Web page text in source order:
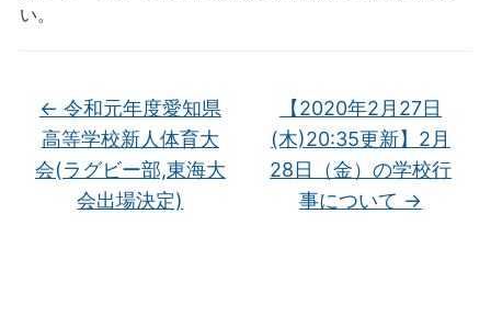
い。
← 令和元年度愛知県
高等学校新人体育大
会(ラグビー部,東海大
会出場決定)
【2020年2月27日
(木)20:35更新】2月
28日（金）の学校行
事について →